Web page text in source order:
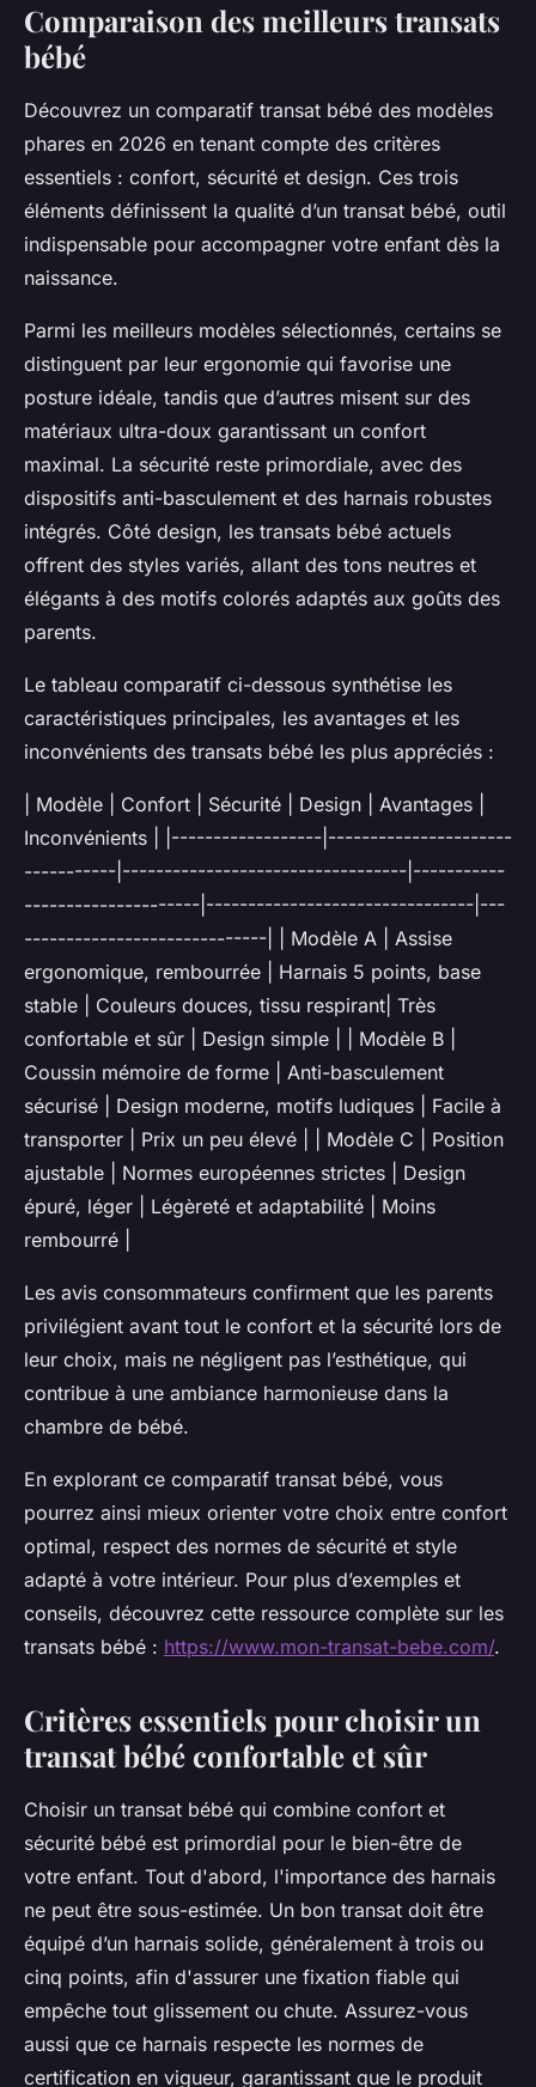
Comparaison des meilleurs transats
bébé
Découvrez un comparatif transat bébé des modèles
phares en 2026 en tenant compte des critères
essentiels : confort, sécurité et design. Ces trois
éléments définissent la qualité d’un transat bébé, outil
indispensable pour accompagner votre enfant dès la
naissance.
Parmi les meilleurs modèles sélectionnés, certains se
distinguent par leur ergonomie qui favorise une
posture idéale, tandis que d’autres misent sur des
matériaux ultra-doux garantissant un confort
maximal. La sécurité reste primordiale, avec des
dispositifs anti-basculement et des harnais robustes
intégrés. Côté design, les transats bébé actuels
offrent des styles variés, allant des tons neutres et
élégants à des motifs colorés adaptés aux goûts des
parents.
Le tableau comparatif ci-dessous synthétise les
caractéristiques principales, les avantages et les
inconvénients des transats bébé les plus appréciés :
| Modèle | Confort | Sécurité | Design | Avantages |
Inconvénients | |------------------|----------------------
-----------|----------------------------------|-----------
---------------------|--------------------------------|---
-----------------------------| | Modèle A | Assise
ergonomique, rembourrée | Harnais 5 points, base
stable | Couleurs douces, tissu respirant| Très
confortable et sûr | Design simple | | Modèle B |
Coussin mémoire de forme | Anti-basculement
sécurisé | Design moderne, motifs ludiques | Facile à
transporter | Prix un peu élevé | | Modèle C | Position
ajustable | Normes européennes strictes | Design
épuré, léger | Légèreté et adaptabilité | Moins
rembourré |
Les avis consommateurs confirment que les parents
privilégient avant tout le confort et la sécurité lors de
leur choix, mais ne négligent pas l’esthétique, qui
contribue à une ambiance harmonieuse dans la
chambre de bébé.
En explorant ce comparatif transat bébé, vous
pourrez ainsi mieux orienter votre choix entre confort
optimal, respect des normes de sécurité et style
adapté à votre intérieur. Pour plus d’exemples et
conseils, découvrez cette ressource complète sur les
transats bébé : https://www.mon-transat-bebe.com/.
Critères essentiels pour choisir un
transat bébé confortable et sûr
Choisir un transat bébé qui combine confort et
sécurité bébé est primordial pour le bien-être de
votre enfant. Tout d'abord, l'importance des harnais
ne peut être sous-estimée. Un bon transat doit être
équipé d’un harnais solide, généralement à trois ou
cinq points, afin d'assurer une fixation fiable qui
empêche tout glissement ou chute. Assurez-vous
aussi que ce harnais respecte les normes de
certification en vigueur, garantissant que le produit